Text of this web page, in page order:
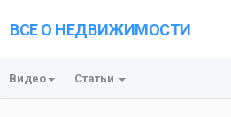
ВСЕ О НЕДВИЖИМОСТИ
Видео Статьи